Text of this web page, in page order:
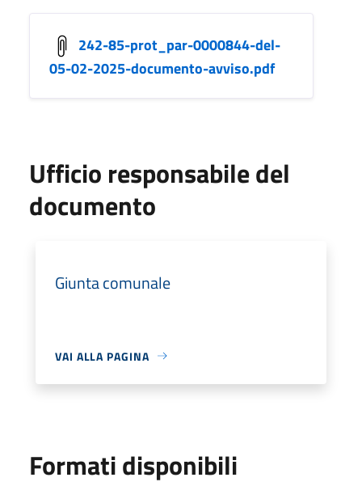
242-85-prot_par-0000844-del-
05-02-2025-documento-avviso.pdf
Ufficio responsabile del
documento
Giunta comunale
VAI ALLA PAGINA
Formati disponibili